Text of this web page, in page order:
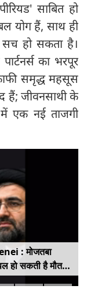
साबित हो
योग हैं, साथ ही
हो सकता है।
का भरपूर
समृद्ध महसूस
हैं; जीवनसाथी के
एक नई ताजगी
: मोजतबा
हो सकती है मौत,
के बीच सामने आया